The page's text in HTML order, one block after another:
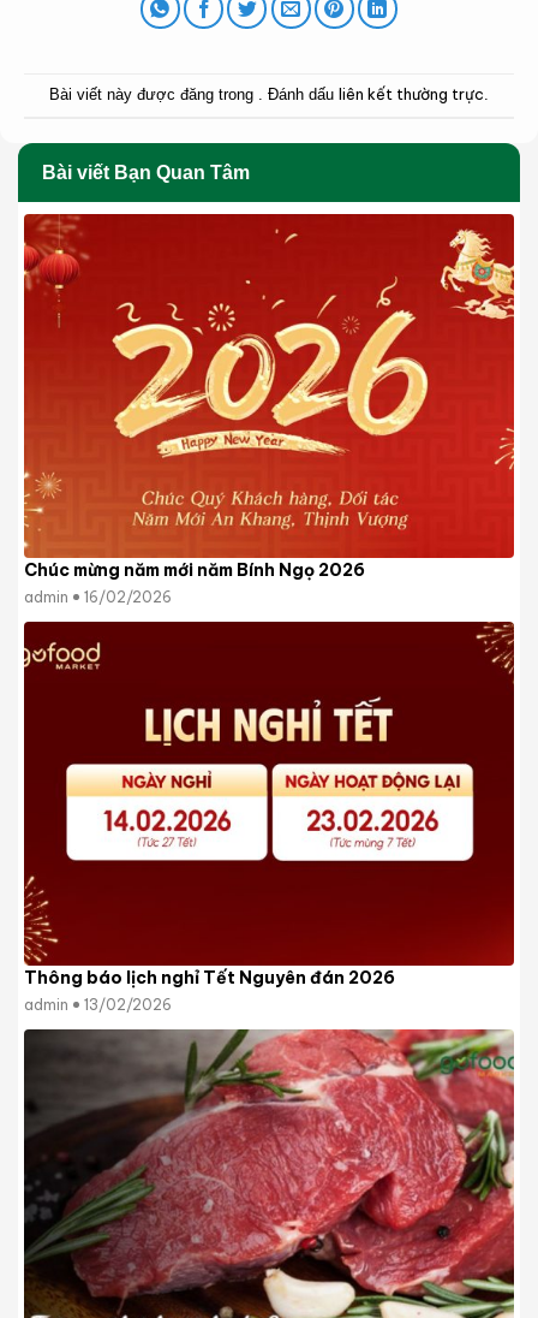
Bài viết này được đăng trong . Đánh dấu liên kết thường trực.
Bài viết Bạn Quan Tâm
Chúc mừng năm mới năm Bính Ngọ 2026
admin 16/02/2026
Thông báo lịch nghỉ Tết Nguyên đán 2026
admin 13/02/2026